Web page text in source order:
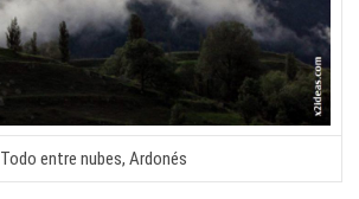
Todo entre nubes, Ardonés